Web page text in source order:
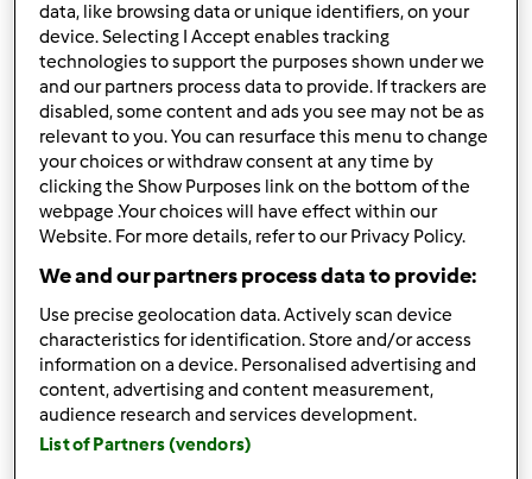
In cima
Accedio registratiper poter commentare
Anonimo (non verificato)
Lun, 04/13/2015 - 12:09
Prova a cambiare il tipo di patata.... alcune sono più
acquose di altre!
Io di solito uso la patata gialla e mi viene perfetto!!
data, like browsing data or unique identifiers, on your
device. Selecting I Accept enables tracking
technologies to support the purposes shown under we
and our partners process data to provide. If trackers are
disabled, some content and ads you see may not be as
relevant to you. You can resurface this menu to change
your choices or withdraw consent at any time by
clicking the Show Purposes link on the bottom of the
webpage .Your choices will have effect within our
Website. For more details, refer to our Privacy Policy.
We and our partners process data to provide:
Use precise geolocation data. Actively scan device
characteristics for identification. Store and/or access
information on a device. Personalised advertising and
content, advertising and content measurement,
audience research and services development.
List of Partners (vendors)